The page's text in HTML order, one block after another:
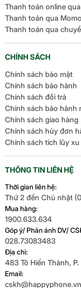
Thanh toán online
Thanh toán qua Momo
Thanh toán qua
CHÍNH SÁCH
Chính sách bảo mật
Chính sách bảo hành
Chính sách đổi trả
Chính sách bảo hành
Chính sách giao hàng
Chính sách hủy đơn
Chính sách tích lũy xu
THÔNG TIN LIÊN HỆ
Thời gian liên hệ:
Thứ 2 đến Chủ nhật
Mua hàng:
1900.633.634
Góp ý/ Phản ánh DV/
028.73083483
Địa chỉ:
483 Tô Hiến Thành,
Email:
cskh@happyphone.vn